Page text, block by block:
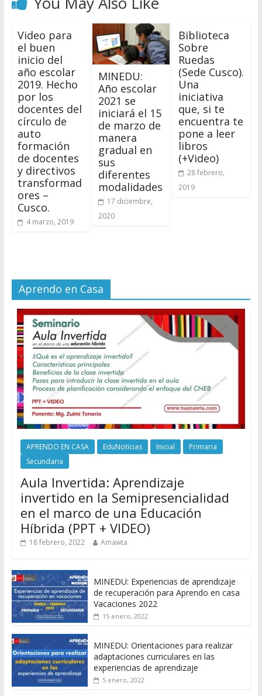
Video para
el buen
inicio del
año escolar
2019. Hecho
por los
docentes del
círculo de
auto
formación
de docentes
y directivos
transformad
ores –
Cusco.
4 marzo, 2019
MINEDU:
Año escolar
2021 se
iniciará el 15
de marzo de
manera
gradual en
sus
diferentes
modalidades
17 diciembre,
2020
Biblioteca
Sobre
Ruedas
(Sede Cusco).
Una
iniciativa
que, si te
encuentra te
pone a leer
libros
(+Video)
28 febrero,
2019
Aprendo en Casa
APRENDO EN CASA EduNoticias Inicial
Primaria
Secundaria
Aula Invertida: Aprendizaje
invertido en la Semipresencialidad
en el marco de una Educación
Híbrida (PPT + VIDEO)
18 febrero, 2022 Amawta
MINEDU: Experiencias de aprendizaje
de recuperación para Aprendo en casa
Vacaciones 2022
15 enero, 2022
MINEDU: Orientaciones para realizar
adaptaciones curriculares en las
experiencias de aprendizaje
5 enero, 2022